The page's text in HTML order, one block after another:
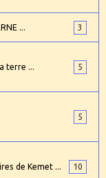
... 3
terre ... 5
5
de Kemet ... 10